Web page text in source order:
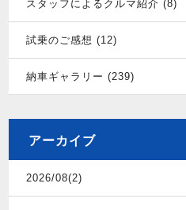
スタッフによるクルマ紹介 (8)
試乗のご感想 (12)
納車ギャラリー (239)
アーカイブ
2026/08(2)